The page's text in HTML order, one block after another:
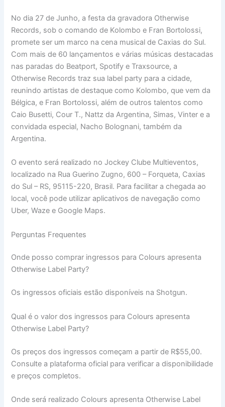
No dia 27 de Junho, a festa da gravadora Otherwise
Records, sob o comando de Kolombo e Fran Bortolossi,
promete ser um marco na cena musical de Caxias do Sul.
Com mais de 60 lançamentos e várias músicas destacadas
nas paradas do Beatport, Spotify e Traxsource, a
Otherwise Records traz sua label party para a cidade,
reunindo artistas de destaque como Kolombo, que vem da
Bélgica, e Fran Bortolossi, além de outros talentos como
Caio Busetti, Cour T., Nattz da Argentina, Simas, Vinter e a
convidada especial, Nacho Bolognani, também da
Argentina.
O evento será realizado no Jockey Clube Multieventos,
localizado na Rua Guerino Zugno, 600 – Forqueta, Caxias
do Sul – RS, 95115-220, Brasil. Para facilitar a chegada ao
local, você pode utilizar aplicativos de navegação como
Uber, Waze e Google Maps.
Perguntas Frequentes
Onde posso comprar ingressos para Colours apresenta
Otherwise Label Party?
Os ingressos oficiais estão disponíveis na Shotgun.
Qual é o valor dos ingressos para Colours apresenta
Otherwise Label Party?
Os preços dos ingressos começam a partir de R$55,00.
Consulte a plataforma oficial para verificar a disponibilidade
e preços completos.
Onde será realizado Colours apresenta Otherwise Label